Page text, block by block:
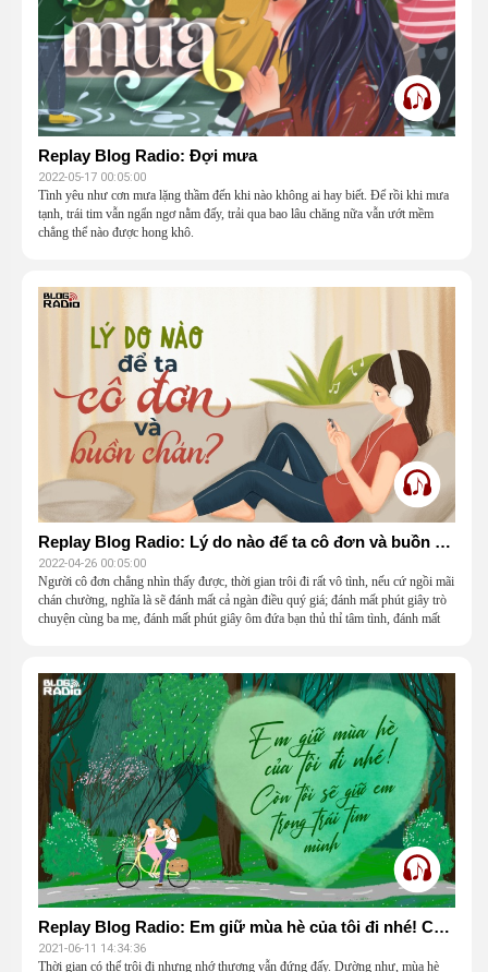
Replay Blog Radio: Đợi mưa
2022-05-17 00:05:00
Tình yêu như cơn mưa lặng thầm đến khi nào không ai hay biết. Để rồi khi mưa
tạnh, trái tim vẫn ngẩn ngơ nằm đấy, trải qua bao lâu chăng nữa vẫn ướt mềm
chẳng thể nào được hong khô.
Replay Blog Radio: Lý do nào để ta cô đơn và buồn chán?
2022-04-26 00:05:00
Người cô đơn chẳng nhìn thấy được, thời gian trôi đi rất vô tình, nếu cứ ngồi mãi
chán chường, nghĩa là sẽ đánh mất cả ngàn điều quý giá; đánh mất phút giây trò
chuyện cùng ba mẹ, đánh mất phút giây ôm đứa bạn thủ thỉ tâm tình, đánh mất
Replay Blog Radio: Em giữ mùa hè của tôi đi nhé! Còn tôi sẽ giữ em trong trái tim mình
2021-06-11 14:34:36
Thời gian có thể trôi đi nhưng nhớ thương vẫn đứng đấy. Dường như, mùa hè